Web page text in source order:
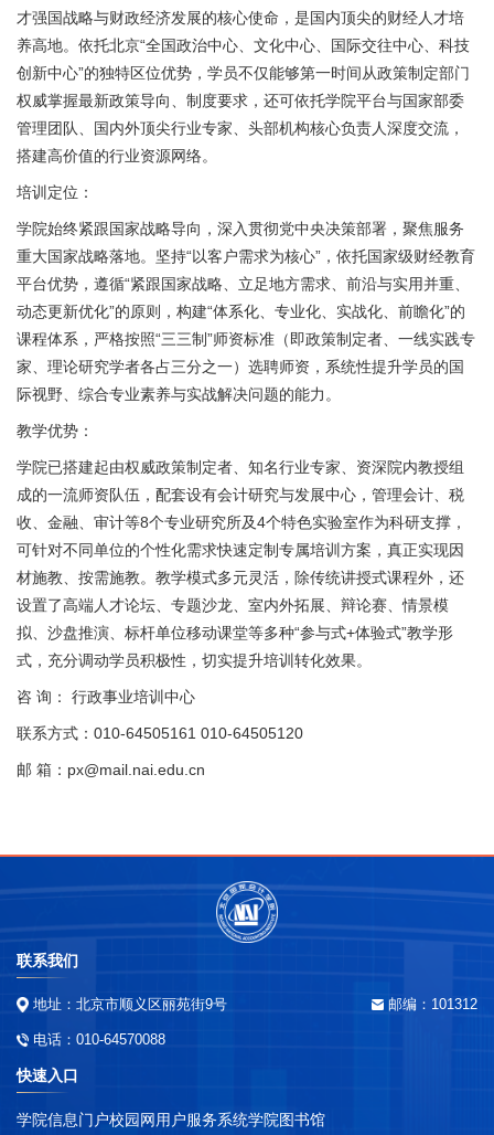
才强国战略与财政经济发展的核心使命，是国内顶尖的财经人才培
养高地。依托北京“全国政治中心、文化中心、国际交往中心、科技
创新中心”的独特区位优势，学员不仅能够第一时间从政策制定部门
权威掌握最新政策导向、制度要求，还可依托学院平台与国家部委
管理团队、国内外顶尖行业专家、头部机构核心负责人深度交流，
搭建高价值的行业资源网络。
培训定位：
学院始终紧跟国家战略导向，深入贯彻党中央决策部署，聚焦服务
重大国家战略落地。坚持“以客户需求为核心”，依托国家级财经教育
平台优势，遵循“紧跟国家战略、立足地方需求、前沿与实用并重、
动态更新优化”的原则，构建“体系化、专业化、实战化、前瞻化”的
课程体系，严格按照“三三制”师资标准（即政策制定者、一线实践专
家、理论研究学者各占三分之一）选聘师资，系统性提升学员的国
际视野、综合专业素养与实战解决问题的能力。
教学优势：
学院已搭建起由权威政策制定者、知名行业专家、资深院内教授组
成的一流师资队伍，配套设有会计研究与发展中心，管理会计、税
收、金融、审计等8个专业研究所及4个特色实验室作为科研支撑，
可针对不同单位的个性化需求快速定制专属培训方案，真正实现因
材施教、按需施教。教学模式多元灵活，除传统讲授式课程外，还
设置了高端人才论坛、专题沙龙、室内外拓展、辩论赛、情景模
拟、沙盘推演、标杆单位移动课堂等多种“参与式+体验式”教学形
式，充分调动学员积极性，切实提升培训转化效果。
咨 询： 行政事业培训中心
联系方式：010-64505161 010-64505120
邮 箱：px@mail.nai.edu.cn
联系我们
地址：北京市顺义区丽苑街9号 邮编：101312
电话：010-64570088
快速入口
学院信息门户校园网用户服务系统学院图书馆